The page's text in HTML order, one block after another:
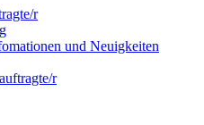
r
und Neuigkeiten
r